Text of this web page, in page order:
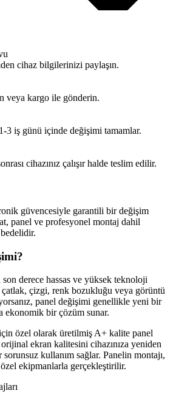
cihaz bilgilerinizi paylaşın.
veya kargo ile gönderin.
3 iş günü içinde değişimi tamamlar.
cihazınız çalışır halde teslim edilir.
güvencesiyle garantili bir değişim
panel ve profesyonel montaj dahil
derece hassas ve yüksek teknoloji
çatlak, çizgi, renk bozukluğu veya görüntü
panel değişimi genellikle yeni bir
ekonomik bir çözüm sunar.
özel olarak üretilmiş A+ kalite panel
ekran kalitesini cihazınıza yeniden
sorunsuz kullanım sağlar. Panelin montajı,
ekipmanlarla gerçekleştirilir.